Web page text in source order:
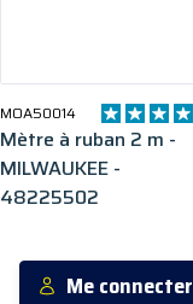
MOA50014
Mètre à ruban 2 m -
MILWAUKEE -
48225502
Me connecter